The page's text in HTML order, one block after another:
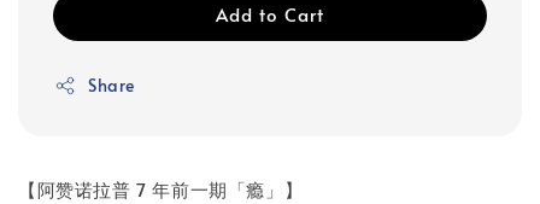
Add to Cart
Share
【阿赞诺拉普 7 年前一期「瘾」】